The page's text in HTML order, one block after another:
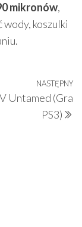
mikronów,
wody, koszulki
NASTĘPNY
Untamed (Gra
PS3)